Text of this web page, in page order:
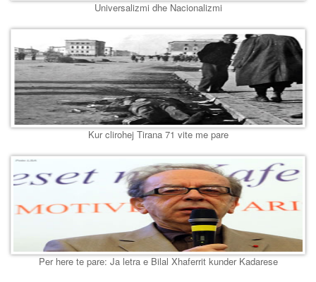
Universalizmi dhe Nacionalizmi
Kur clirohej Tirana 71 vite me pare
Per here te pare: Ja letra e Bilal Xhaferrit kunder Kadarese